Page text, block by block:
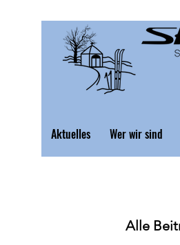
Aktuelles Wer wir sind
Alle